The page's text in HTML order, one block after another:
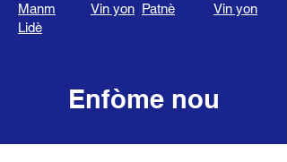
Manm
Vin yon Patnè
Vin yon
Lidè
Enfòme nou